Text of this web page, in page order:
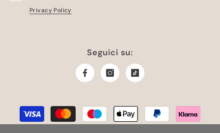
Privacy Policy
Seguici su:
di
pagamento